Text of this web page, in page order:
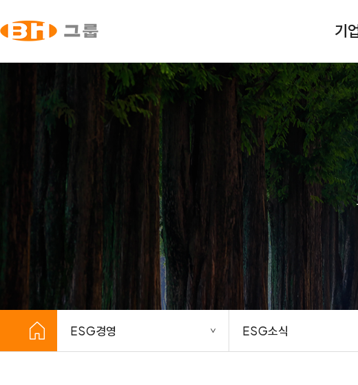
기
ESG경영 ESG소식